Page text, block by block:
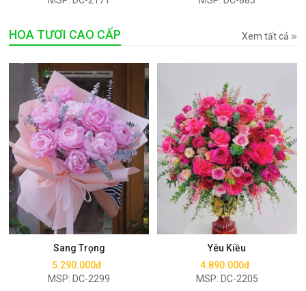
HOA TƯƠI CAO CẤP Xem tất cả
Sang Trọng
5.290.000đ
MSP: DC-2299
Mua ngay
Yêu Kiều
4.890.000đ
MSP: DC-2205
Mua ngay